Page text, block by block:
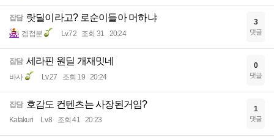
잡담 랏딜이라고? 로순이들아 머하냐
겜접분 Lv.72 조회 31 20:24
3
댓글
잡담 세라핀 원딜 개재밋네
바사 Lv.27 조회 19 20:24
0
댓글
잡담 호감도 컨텐츠는 사장된거임?
Katakuri Lv.8 조회 41 20:23
1
댓글